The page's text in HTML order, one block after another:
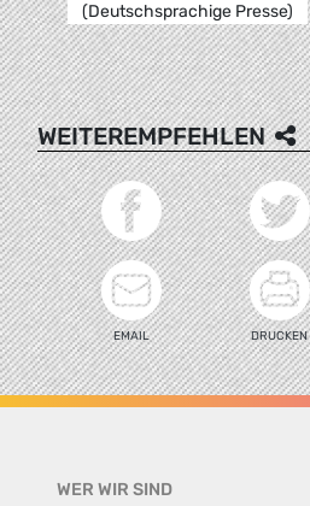
(Deutschsprachige Presse)
WEITEREMPFEHLEN
EMAIL DRUCKEN
WER WIR SIND